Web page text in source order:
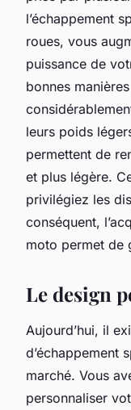
l’échappement
roues, vous
puissance de
bonnes
leurs poids
permettent de
et plus légère.
privilégiez les
conséquent,
moto permet de
Le design
Aujourd’hui, il
d’échappement
marché. Vous
personnaliser